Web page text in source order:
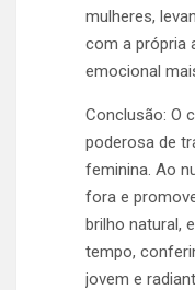
mulheres,
com a própria
emocional
Conclusão: O
poderosa de
feminina. Ao
fora e
brilho natural,
tempo,
jovem e